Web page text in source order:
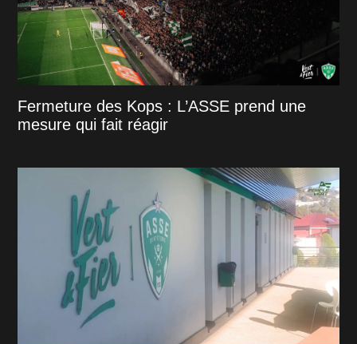
Fermeture des Kops : L’ASSE prend une
mesure qui fait réagir